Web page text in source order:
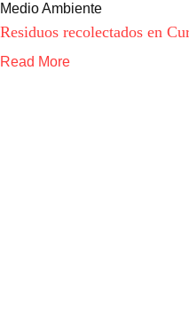
Medio Ambiente
Residuos recolectados en
Read More